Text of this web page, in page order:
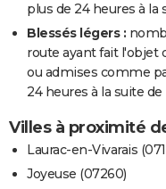
plus de 24 heures à la
Blessés légers :
route ayant fait l'objet
ou admises comme
24 heures à la suite de
Villes à proximité
Laurac-en-Vivarais
Joyeuse (07260)